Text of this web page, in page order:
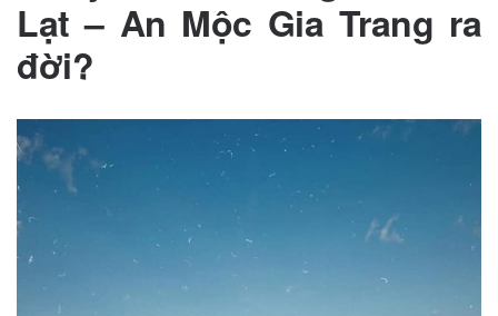
Lạt – An Mộc Gia Trang ra
đời?